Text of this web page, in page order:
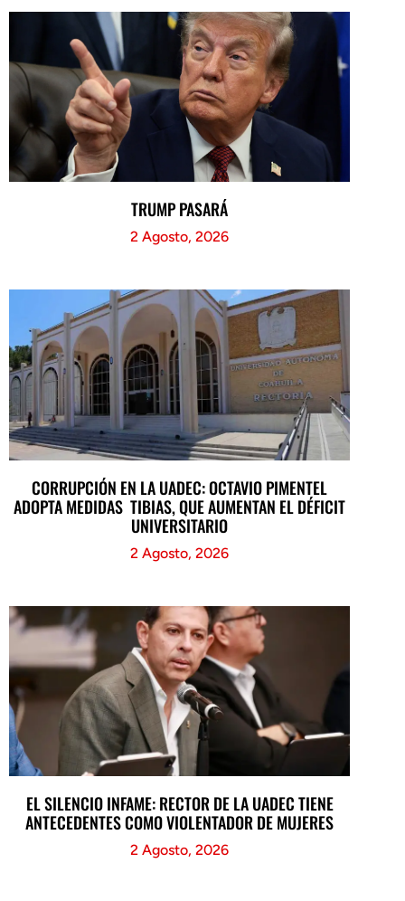
TRUMP PASARÁ
2 Agosto, 2026
CORRUPCIÓN EN LA UADEC: OCTAVIO PIMENTEL
ADOPTA MEDIDAS TIBIAS, QUE AUMENTAN EL DÉFICIT
UNIVERSITARIO
2 Agosto, 2026
EL SILENCIO INFAME: RECTOR DE LA UADEC TIENE
ANTECEDENTES COMO VIOLENTADOR DE MUJERES
2 Agosto, 2026